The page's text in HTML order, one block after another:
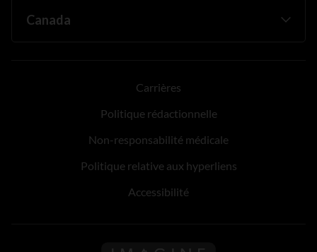
Carrières
Politique rédactionnelle
Non-responsabilité médicale
Politique relative aux hyperliens
Accessibilité